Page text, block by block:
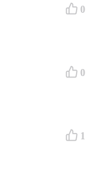
程
画诞生记》
0
0
1